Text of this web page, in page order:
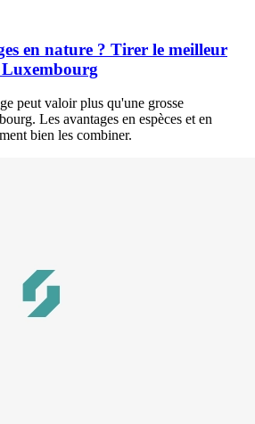
en nature ? Tirer le meilleur
Luxembourg
peut valoir plus qu'une grosse
Les avantages en espèces et en
bien les combiner.